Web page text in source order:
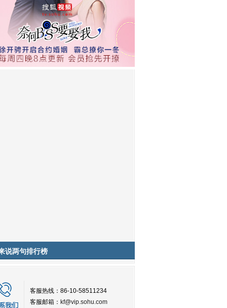
说两句排行榜
客服热线：86-10-58511234
客服邮箱： kf@vip.sohu.com